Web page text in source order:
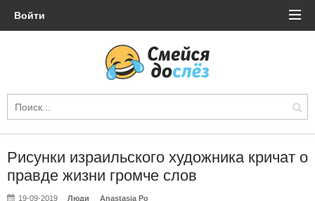
Войти
Рисунки израильского художника кричат о
правде жизни громче слов
19-09-2019 Люди Anastasia Po